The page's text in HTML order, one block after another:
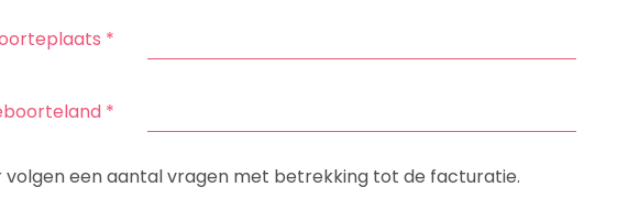
*
*
volgen een aantal vragen met betrekking tot de facturatie.